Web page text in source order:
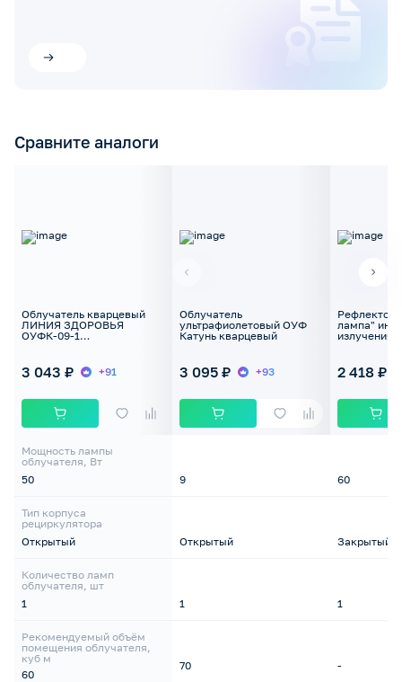
Сравните аналоги
Облучатель кварцевый
ЛИНИЯ ЗДОРОВЬЯ
ОУФК-09-1
3 043 ₽ +91
Мощность лампы
облучателя, Вт
50
Тип корпуса
рециркулятора
Открытый
Количество ламп
облучателя, шт
1
Рекомендуемый объём
помещения облучателя,
куб м
60
Облучатель
ультрафиолетовый ОУФ
Катунь кварцевый
3 095 ₽ +93
9
Открытый
1
70
Рефлектор
лампа"
излучения
2 418 ₽
60
Закрытый
1
-